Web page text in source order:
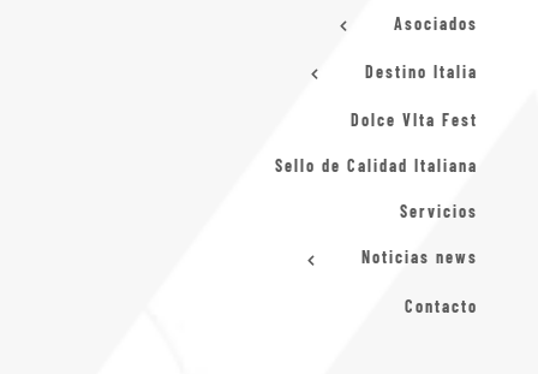
Asociados
Destino Italia
Dolce VIta Fest
Sello de Calidad Italiana
Servicios
Noticias news
Contacto